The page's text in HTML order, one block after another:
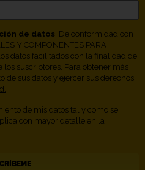
de datos . De conformidad con
Y COMPONENTES PARA
datos facilitados con la finalidad de
suscriptores. Para obtener más
sus datos y ejercer sus derechos,
de mis datos tal y como se
con mayor detalle en la